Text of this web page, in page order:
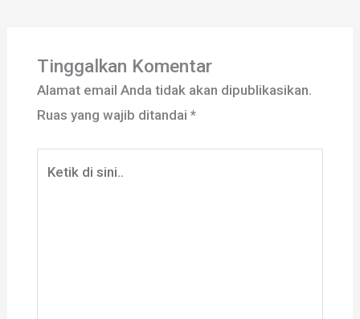
Tinggalkan Komentar
Alamat email Anda tidak akan dipublikasikan.
Ruas yang wajib ditandai *